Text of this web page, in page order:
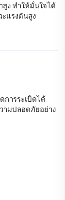
ง ทำให้มั่นใจได้
ะแรงดันสูง
การระเบิดได้
ามปลอดภัยอย่าง